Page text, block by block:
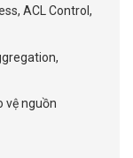
ACL Control,
vệ nguồn